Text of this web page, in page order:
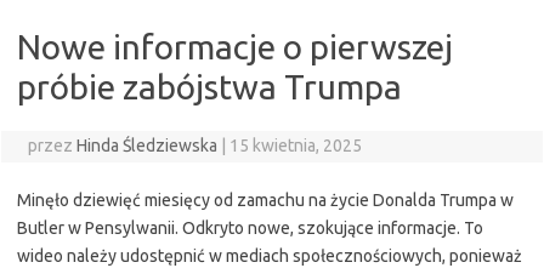
Nowe informacje o pierwszej
próbie zabójstwa Trumpa
przez Hinda Śledziewska 15 kwietnia, 2025
Minęło dziewięć miesięcy od zamachu na życie Donalda Trumpa w
Butler w Pensylwanii. Odkryto nowe, szokujące informacje. To
wideo należy udostępnić w mediach społecznościowych, ponieważ